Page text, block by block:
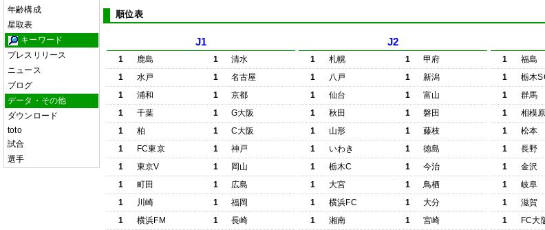
年齢構成
星取表
キーワード
プレスリリース
ニュース
ブログ
データ・その他
ダウンロード
toto
試合
選手
順位表
J1
1 鹿島 1
清水
1
水戸 1
名古屋
1
浦和 1
京都
1
千葉 1
G大阪
1
柏 1
C大阪
1
FC東京 1
神戸
1
東京V 1
岡山
1
町田 1
広島
1
川崎 1
福岡
1
横浜FM 1 長崎
J2
1 札幌 1
甲府
1
八戸 1
新潟
1
仙台 1
富山
1
秋田 1
磐田
1
山形 1
藤枝
1
いわき 1
徳島
1
栃木C 1
今治
1
大宮 1
鳥栖
1
横浜FC 1
大分
1
湘南 1 宮崎
1 福島
1
栃木
1
群馬
1
相模原
1
松本
1
長野
1
金沢
1
岐阜
1
滋賀
1
FC大